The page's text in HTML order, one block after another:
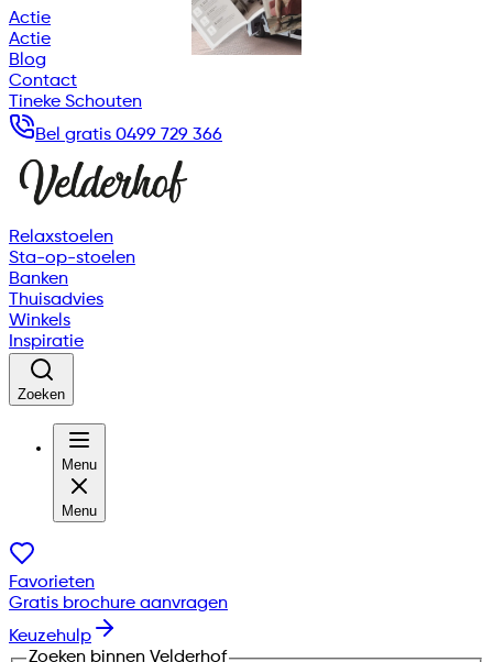
Actie
Actie
Blog
Contact
Tineke Schouten
Bel gratis 0499 729 366
Relaxstoelen
Sta-op-stoelen
Banken
Thuisadvies
Winkels
Inspiratie
Zoeken
Menu
Menu
Favorieten
Gratis brochure aanvragen
Keuzehulp
Zoeken binnen Velderhof